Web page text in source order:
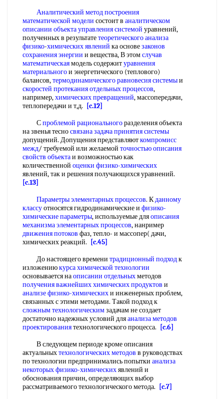
Аналитический методпостроения
математической модели состоит в аналитическом
описании объекта управления системой уравнений,
полученных в результатетеоретического анализа
физико-химических явлений ка основезаконов
сохранения энергии и вещества, В этомслучав
математическаямодель содержитуравнения
материальногои энергетического (теплового)
балансов,термодинамического равновесия системыи
скоростей протеканияотдельных процессов,
например,химических превращений, массопередачи,
теплопередачи и т,д.
[c.12]
Спроблемой рациональногоразделения объекта
на звенья тесносвязана задачапринятия системы
допущений. Допущения представляюткомпромисс
межд/ требуемой или желаемой точностью описания
свойств объектаи возможностью как
количественной оценки физико-химических
явлений, так и решения получающихся уравнений.
[c.13]
Параметры элементарных процессов. Кданному
классуотносятся гидродинамические и физико-
химические параметры, используемые дляописания
механизмаэлементарных процессов, нанример
движения потоков фаз, тепло- и массопер( дачи,
химических реакций.
[c.45]
До настоящего времени традиционный подходк
изложениюкурса химической технологии
основывается наописании отдельныхметодов
получения важнейших химических продуктов и
анализе физико-химическихи инженерных проблем,
связанных с этими методами. Такой подход к
сложным технологическимзадачам не создает
достаточно надежных условий дляанализа методов
проектированиятехнологического процесса.
[c.6]
В следующем периоде кроме описания
актуальныхтехнологических методов в руководствах
по технологии предпринимались попытки анализа
некоторых физико-химическихявлений и
обоснования причин, определяющих выбор
рассматриваемого технологического метода.
[c.7]